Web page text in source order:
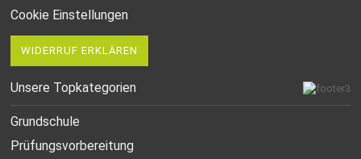
Cookie Einstellungen
WIDERRUF ERKLÄREN
Unsere Topkategorien
Grundschule
Prüfungsvorbereitung